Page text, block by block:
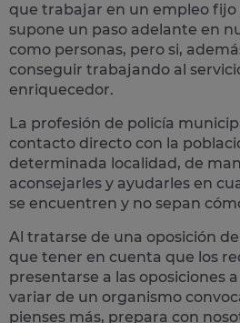
que trabajar en un empleo
supone un paso adelante en
como personas, pero si,
conseguir trabajando al
enriquecedor.
La profesión de policía
contacto directo con la
determinada localidad, de
aconsejarles y ayudarles en
se encuentren y no sepan
Al tratarse de una oposición
que tener en cuenta que los
presentarse a las oposiciones
variar de un organismo
pienses más, prepara con